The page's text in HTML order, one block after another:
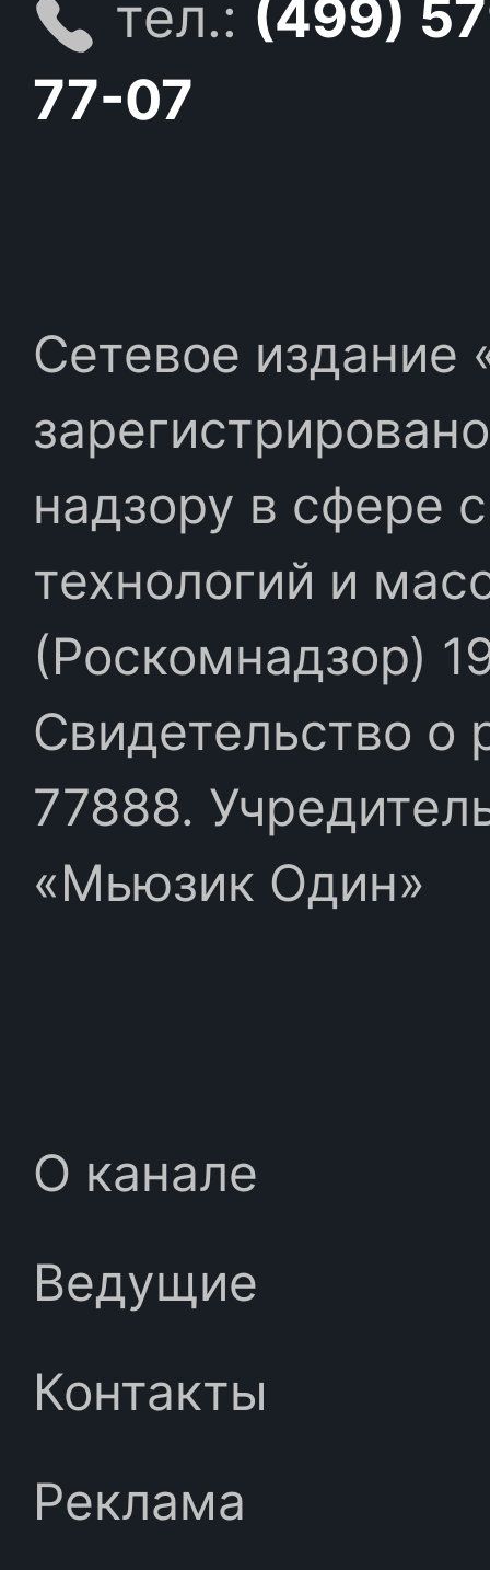
тел.: (499)
77-07
Сетевое издание
надзору в сфере
технологий и
(Роскомнадзор)
Свидетельство
77888.
«Мьюзик Один»
О канале
Ведущие
Контакты
Реклама